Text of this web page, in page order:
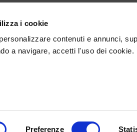
i cookie
contenuti e annunci,
a navigare, accetti l'uso dei cookie.
Preferenze
- Tutti i diritti sono riservati - Concorsando